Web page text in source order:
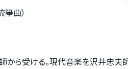
曲）
ら受ける。現代音楽を沢井忠夫